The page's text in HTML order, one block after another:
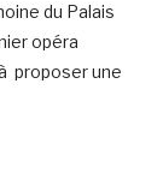
du Palais
opéra
proposer une